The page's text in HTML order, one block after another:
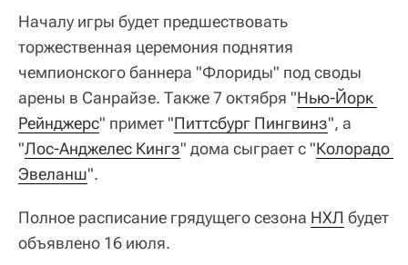
Началу игры будет предшествовать
торжественная церемония поднятия
чемпионского баннера "Флориды" под своды
арены в Санрайзе. Также 7 октября "Нью-Йорк
Рейнджерс" примет "Питтсбург Пингвинз", а
"Лос-Анджелес Кингз" дома сыграет с "Колорадо
Эвеланш".
Полное расписание грядущего сезона НХЛ будет
объявлено 16 июля.